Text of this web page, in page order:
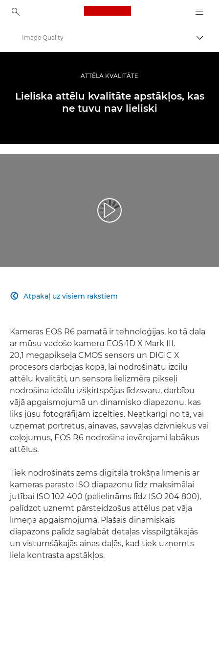
Canon Logo, back to
EOS R6
Image Quality
ATTĒLA KVALITĀTE
Lieliska attēlu kvalitāte apstākļos, kas
ne tuvu nav lieliski
Atskaņot videoklipu
Atpakaļ uz visiem rakstiem

Kameras EOS R6 pamatā ir tehnoloģijas, ko tā dala
ar mūsu vadošo kameru EOS-1D X Mark III.
20,1 megapikseļa CMOS sensors un DIGIC X
procesors darbojas kopā, lai nodrošinātu izcilu
attēlu kvalitāti, un sensora lielizmēra pikseļi
nodrošina ideālu izšķirtspējas līdzsvaru, darbību
vājā apgaismojumā un dinamisko diapazonu, kas
liks jūsu fotogrāfijām izcelties. Neatkarīgi no tā, vai
uzņemat portretus, ainavas, savvaļas dzīvniekus vai
ceļojumus, EOS R6 nodrošina ievērojami labākus
attēlus.
Tiek nodrošināts zems digitālā trokšņa līmenis ar
kameras parasto ISO diapazonu līdz maksimālai
jutībai ISO 102 400 (palielināms līdz ISO 204 800),
palīdzot uzņemt pārsteidzošus attēlus pat vāja
līmeņa apgaismojumā. Plašais dinamiskais
diapazons palīdz saglabāt detaļas visspilgtākajās
un vistumšākajās ainas daļās, kad tiek uzņemts
liela kontrasta apstākļos.